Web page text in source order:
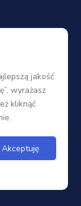
jakość
wyrażasz
kliknąć
Akceptuję